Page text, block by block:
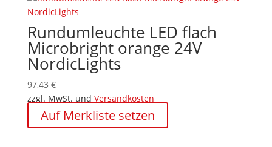
Rundumleuchte LED flach
Microbright orange 24V
NordicLights
97,43 €
zzgl. MwSt. und Versandkosten
Auf Merkliste setzen